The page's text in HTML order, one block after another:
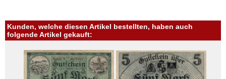
Orte mit R...
Orte mit S...
Orte mit T...
Orte mit U...
Erhaltungsgrade
Gratisbanknoten
FAQ
Mehr über...
Kunden, welche diesen Artikel bestellten, haben auch
folgende Artikel gekauft: